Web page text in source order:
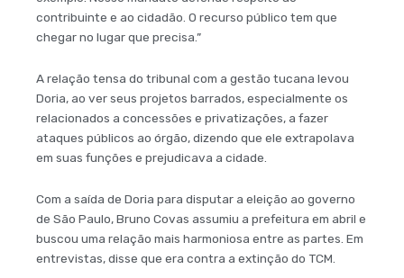
contribuinte e ao cidadão. O recurso público tem que
chegar no lugar que precisa.”
A relação tensa do tribunal com a gestão tucana levou
Doria, ao ver seus projetos barrados, especialmente os
relacionados a concessões e privatizações, a fazer
ataques públicos ao órgão, dizendo que ele extrapolava
em suas funções e prejudicava a cidade.
Com a saída de Doria para disputar a eleição ao governo
de São Paulo, Bruno Covas assumiu a prefeitura em abril e
buscou uma relação mais harmoniosa entre as partes. Em
entrevistas, disse que era contra a extinção do TCM.